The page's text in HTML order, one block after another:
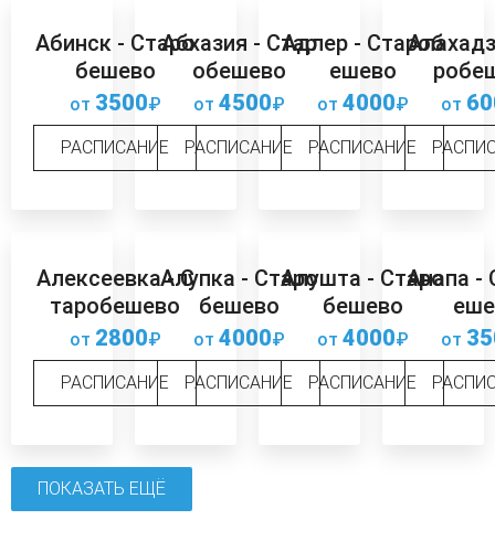
Абинск - Старо
бешево
от 3500₽
РАСПИСАНИЕ
Абхазия - Стар
обешево
от 4500₽
РАСПИСАНИЕ
Адлер - Староб
ешево
от 4000₽
РАСПИСАНИЕ
от
Алексеевка - С
таробешево
от 2800₽
РАСПИСАНИЕ
Алупка - Старо
бешево
от 4000₽
РАСПИСАНИЕ
Алушта - Старо
бешево
от 4000₽
РАСПИСАНИЕ
Анапа -
от
ПОКАЗАТЬ ЕЩЁ